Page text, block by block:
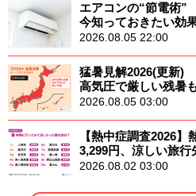
エアコンの“節電術
今知っておきたい効
2026.08.05 22:00
猛暑見解2026(更新)
高気圧で厳しい残暑
2026.08.05 03:00
【熱中症調査2026
3,299円、涼しい旅行
2026.08.02 03:00